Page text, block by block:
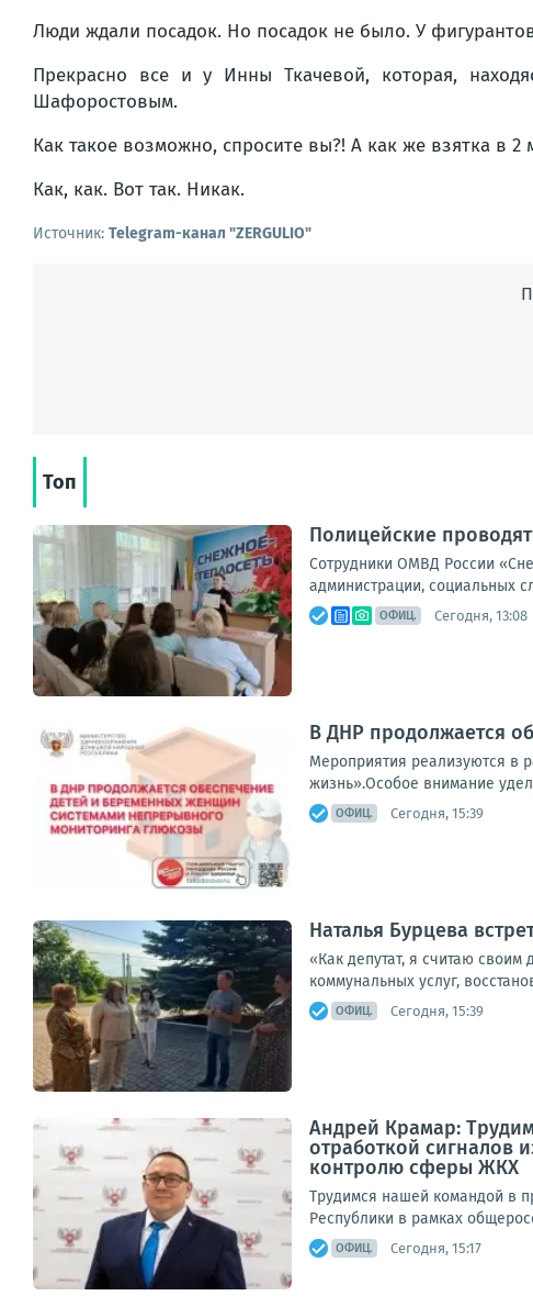
Люди ждали посадок. Но посадок не было. У
Прекрасно все и у Инны Ткачевой, которая,
Шафоростовым.
Как такое возможно, спросите вы?! А как же взятка в 2
Как, как. Вот так. Никак.
Источник: Telegram-канал "ZERGULIO"
Топ
Полицейские
Сотрудники ОМВД России
администрации, социальных
ОФИЦ. Сегодня, 13:08
В ДНР продолжается
Мероприятия реализуются в
жизнь».Особое внимание
ОФИЦ. Сегодня, 15:39
Наталья Бурцева
«Как депутат, я считаю
коммунальных услуг,
ОФИЦ. Сегодня, 15:39
Андрей Крамар:
отработкой сигналов
контролю сферы ЖКХ
Трудимся нашей командой в
Республики в рамках
ОФИЦ. Сегодня, 15:17